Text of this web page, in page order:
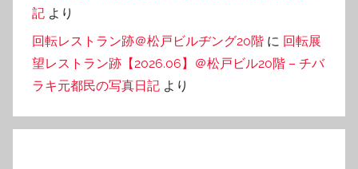
記 より
回転レストラン跡＠松戸ビルヂング20階 に 回転展
望レストラン跡【2026.06】＠松戸ビル20階 – チバ
ラキ元都民の写真日記 より